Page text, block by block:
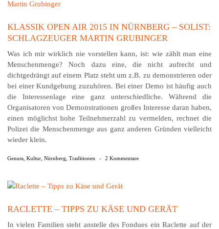
KLASSIK OPEN AIR 2015 IN NÜRNBERG – SOLIST:
SCHLAGZEUGER MARTIN GRUBINGER
Was ich mir wirklich nie vorstellen kann, ist: wie zählt man eine
Menschenmenge? Noch dazu eine, die nicht aufrecht und
dichtgedrängt auf einem Platz steht um z.B. zu demonstrieren oder
bei einer Kundgebung zuzuhören. Bei einer Demo ist häufig auch
die Interessenlage eine ganz unterschiedliche. Während die
Organisatoren von Demonstrationen großes Interesse daran haben,
einen möglichst hohe Teilnehmerzahl zu vermelden, rechnet die
Polizei die Menschenmenge aus ganz anderen Gründen vielleicht
wieder klein.
Genuss Kultur Nürnberg Traditionen - 2 Kommentare
RACLETTE – TIPPS ZU KÄSE UND GERÄT
In vielen Familien steht anstelle des Fondues ein Raclette auf der